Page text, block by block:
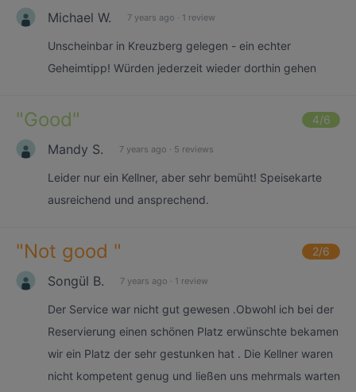
Michael W. 7 years ago · 1 review
Unscheinbar in Kreuzberg gelegen - ein echter
Geheimtipp! Würden jederzeit wieder dorthin gehen
"Good" 4/6
Mandy S. 7 years ago · 5 reviews
Leider nur ein Kellner, aber sehr bemüht! Speisekarte
ausreichend und ansprechend.
"Not good " 2/6
Songül B. 7 years ago · 1 review
Der Service war nicht gut gewesen .Obwohl ich bei der
Reservierung einen schönen Platz erwünschte bekamen
wir ein Platz der sehr gestunken hat . Die Kellner waren
nicht kompetent genug und ließen uns mehrmals warten